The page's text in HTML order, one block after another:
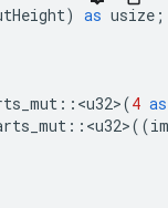
) as usize ;
:: <u32>(4 as
:: <u32>((